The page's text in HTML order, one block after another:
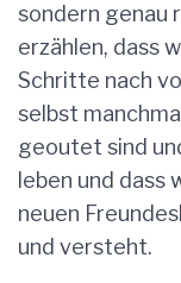
sondern genau
erzählen, dass
Schritte nach
selbst
geoutet sind
leben und dass
neuen
und versteht.